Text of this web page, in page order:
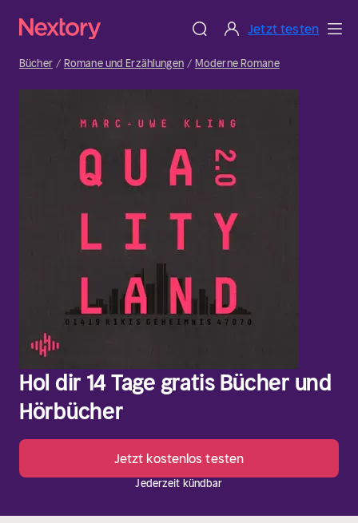
Jetzt testen
Bücher Romane und Erzählungen Moderne Romane
Hol dir 14 Tage gratis Bücher und
Hörbücher
Jetzt kostenlos testen
Jederzeit kündbar